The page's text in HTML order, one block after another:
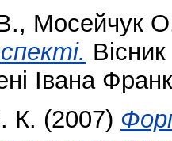
, Мосейчук
Івана
К. (2007)